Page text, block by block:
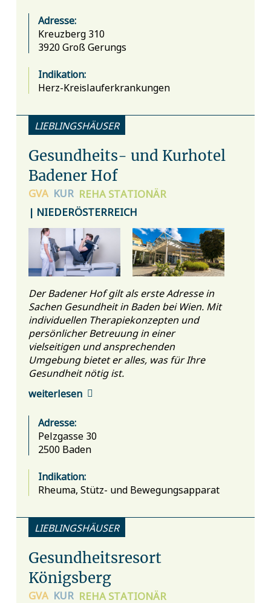
Adresse:
Kreuzberg 310
3920 Groß Gerungs
Indikation:
Herz-Kreislauferkrankungen
LIEBLINGSHÄUSER
Gesundheits- und Kurhotel
Badener Hof
GVA KUR REHA STATIONÄR
| NIEDERÖSTERREICH
Der Badener Hof gilt als erste Adresse in
Sachen Gesundheit in Baden bei Wien. Mit
individuellen Therapiekonzepten und
persönlicher Betreuung in einer
vielseitigen und ansprechenden
Umgebung bietet er alles, was für Ihre
Gesundheit nötig ist.
weiterlesen
Adresse:
Pelzgasse 30
2500 Baden
Indikation:
Rheuma, Stütz- und Bewegungsapparat
LIEBLINGSHÄUSER
Gesundheitsresort
Königsberg
GVA KUR REHA STATIONÄR